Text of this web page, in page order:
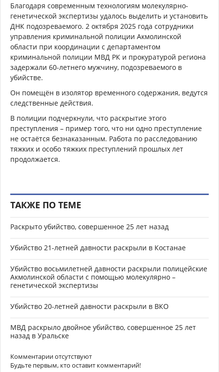
Благодаря современным технологиям молекулярно-
генетической экспертизы удалось выделить и установить
ДНК подозреваемого. 2 октября 2025 года сотрудники
управления криминальной полиции Акмолинской
области при координации с департаментом
криминальной полиции МВД РК и прокуратурой региона
задержали 60-летнего мужчину, подозреваемого в
убийстве.
Он помещён в изолятор временного содержания, ведутся
следственные действия.
В полиции подчеркнули, что раскрытие этого
преступления – пример того, что ни одно преступление
не остаётся безнаказанным. Работа по расследованию
тяжких и особо тяжких преступлений прошлых лет
продолжается.
ТАКЖЕ ПО ТЕМЕ
Раскрыто убийство, совершенное 25 лет назад
Убийство 21-летней давности раскрыли в Костанае
Убийство восьмилетней давности раскрыли полицейские
Акмолинской области с помощью молекулярно –
генетической экспертизы
Убийство 20-летней давности раскрыли в ВКО
МВД раскрыло двойное убийство, совершенное 25 лет
назад в Уральске
Комментарии отсутствуют
Будьте первым, кто оставит комментарий!